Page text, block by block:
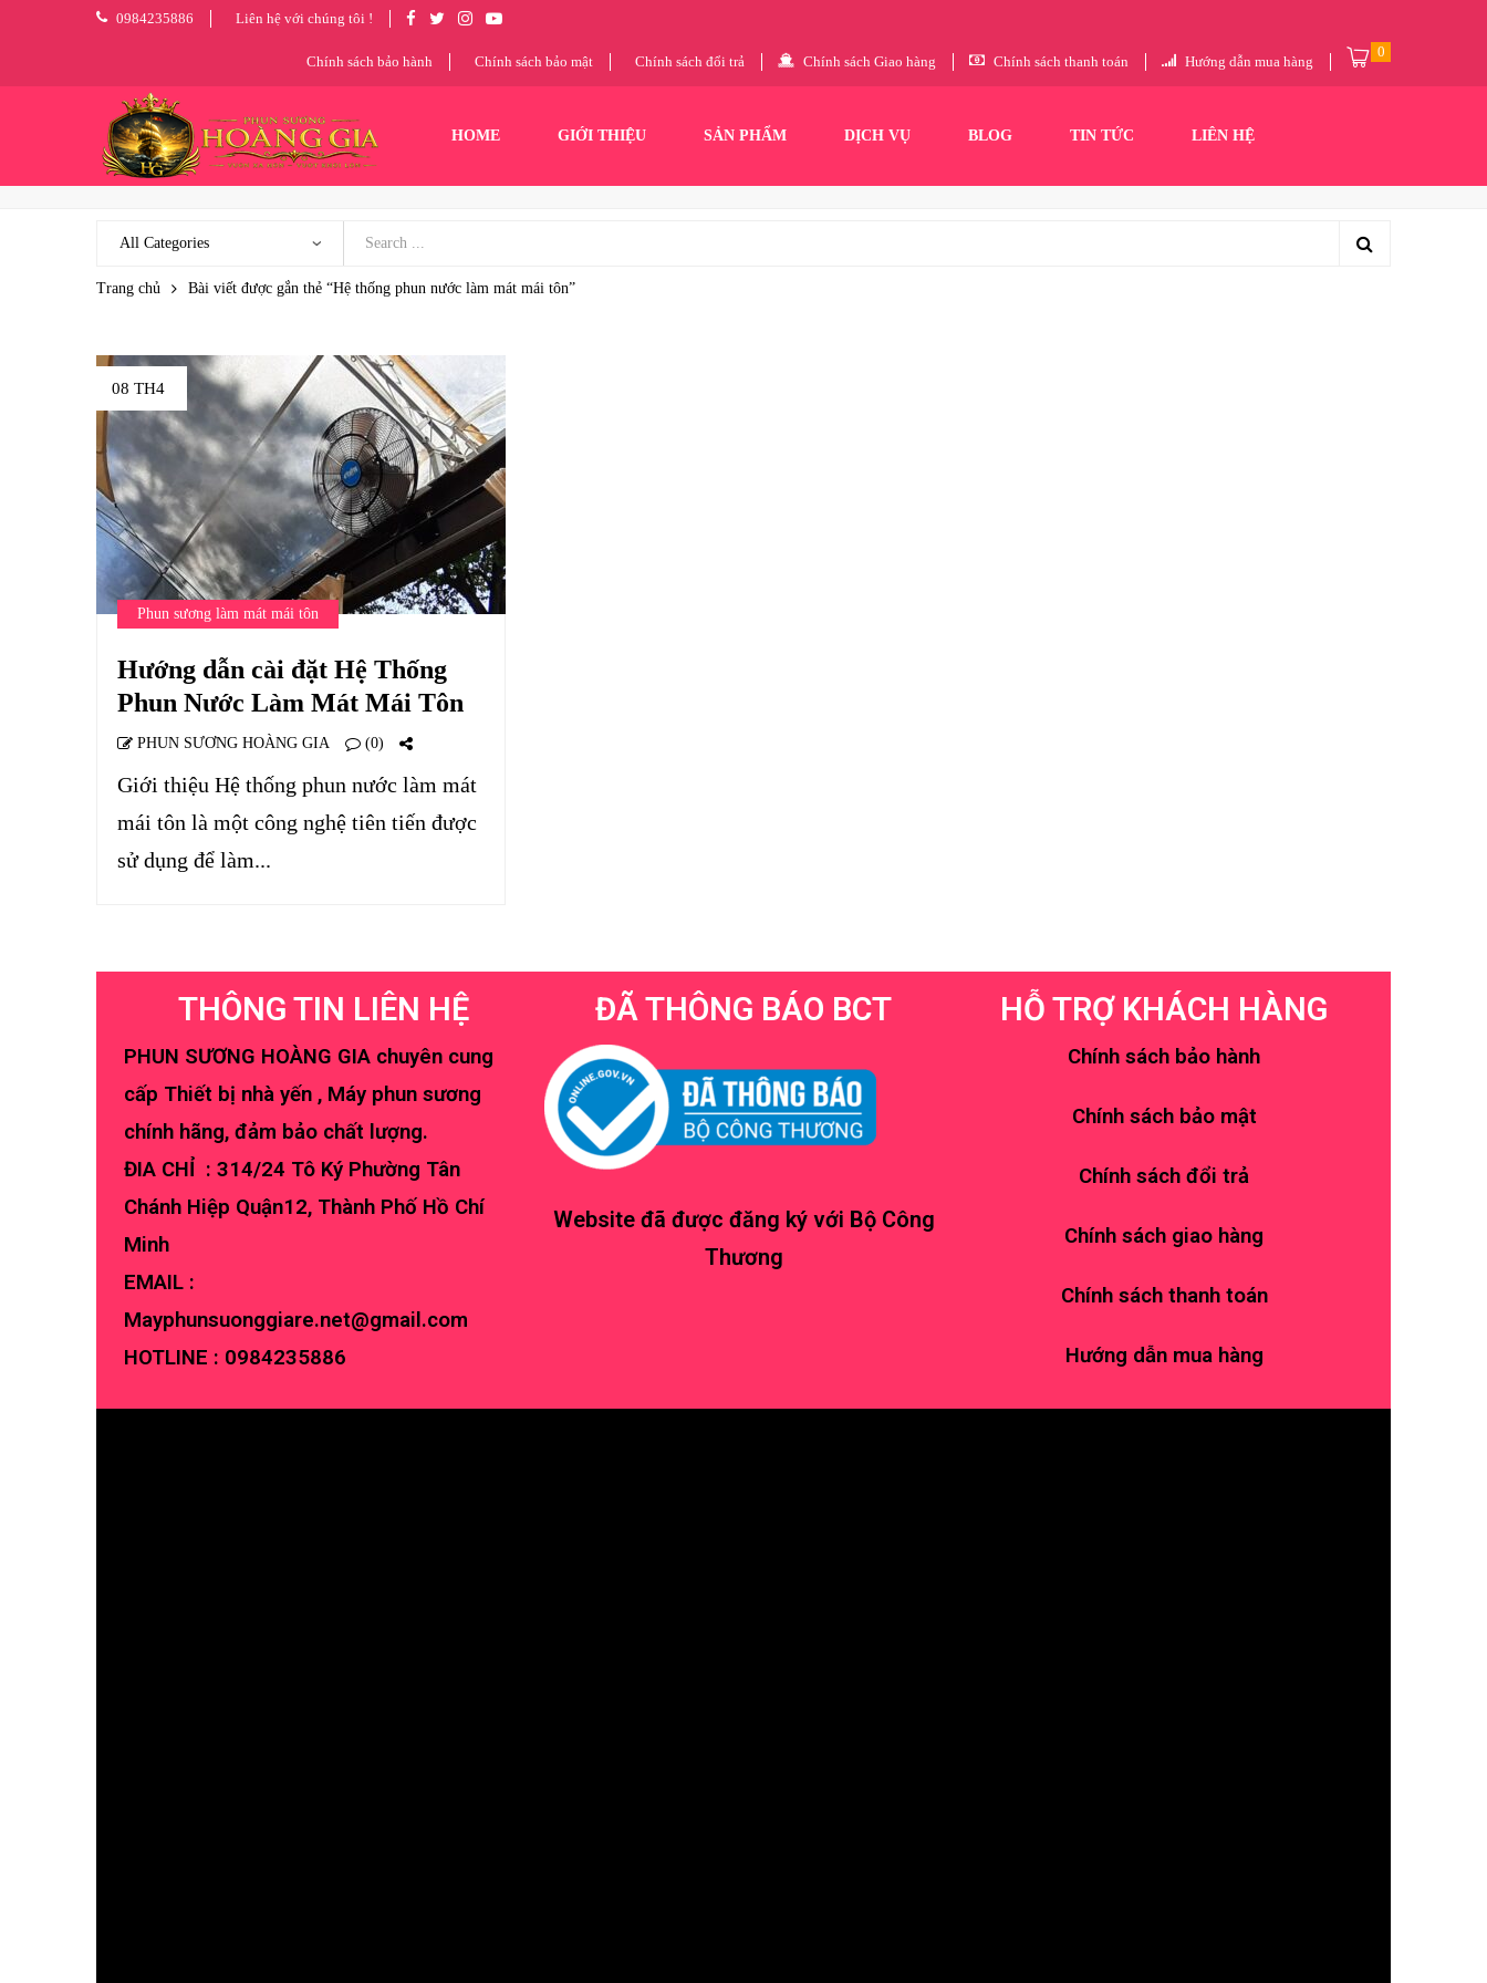
0984235886 Liên hệ với chúng tôi !
Chính sách bảo hành Chính sách bảo mật Chính sách đổi trả Chính sách Giao hàng Chính sách thanh toán Hướng dẫn mua hàng
0
HOME GIỚI THIỆU SẢN PHẨM DỊCH VỤ BLOG TIN TỨC LIÊN HỆ
Trang chủ Bài viết được gắn thẻ “Hệ thống phun nước làm mát mái tôn”
08 TH4
Phun sương làm mát mái tôn
Hướng dẫn cài đặt Hệ Thống
Phun Nước Làm Mát Mái Tôn
PHUN SƯƠNG HOÀNG GIA (0)
Giới thiệu Hệ thống phun nước làm mát
mái tôn là một công nghệ tiên tiến được
sử dụng để làm...
THÔNG TIN LIÊN HỆ
PHUN SƯƠNG HOÀNG GIA chuyên cung
cấp Thiết bị nhà yến , Máy phun sương
chính hãng, đảm bảo chất lượng.
ĐIA CHỈ : 314/24 Tô Ký Phường Tân
Chánh Hiệp Quận12, Thành Phố Hồ Chí
Minh
EMAIL :
Mayphunsuonggiare.net@gmail.com
HOTLINE : 0984235886
ĐÃ THÔNG BÁO BCT
Website đã được đăng ký với Bộ Công
Thương
HỖ TRỢ KHÁCH HÀNG
Chính sách bảo hành
Chính sách bảo mật
Chính sách đổi trả
Chính sách giao hàng
Chính sách thanh toán
Hướng dẫn mua hàng